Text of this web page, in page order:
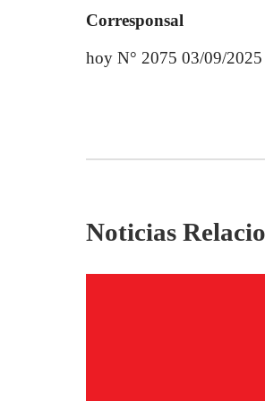
Corresponsal
hoy N° 2075 03/09/2025
Noticias